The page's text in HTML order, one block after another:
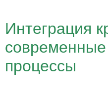
Интеграция
современные
процессы